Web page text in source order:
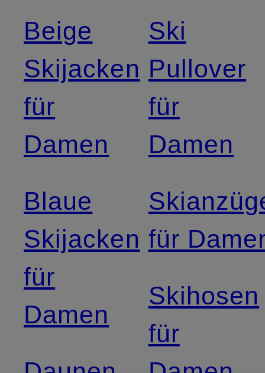
Beige
Skijacken
für
Damen
Blaue
Skijacken
für
Damen
Ski
Pullover
für
Damen
für
Skihosen
für